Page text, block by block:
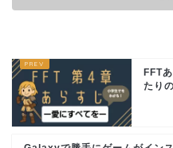
FFT
たり